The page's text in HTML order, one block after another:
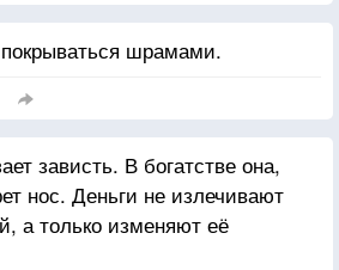
шрамами.
зависть. В богатстве она,
нос. Деньги не излечивают
а только изменяют её